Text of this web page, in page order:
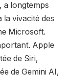
a longtemps
la vivacité des
Microsoft.
Apple
de Siri,
de Gemini AI,